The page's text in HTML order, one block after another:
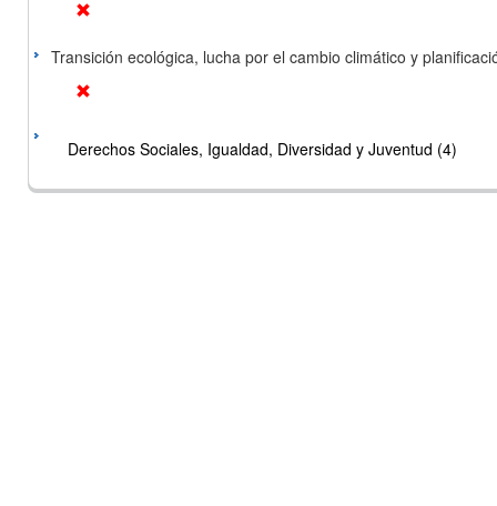
Transición ecológica, lucha por el cambio climático y
Derechos Sociales, Igualdad, Diversidad y Juventud (4)